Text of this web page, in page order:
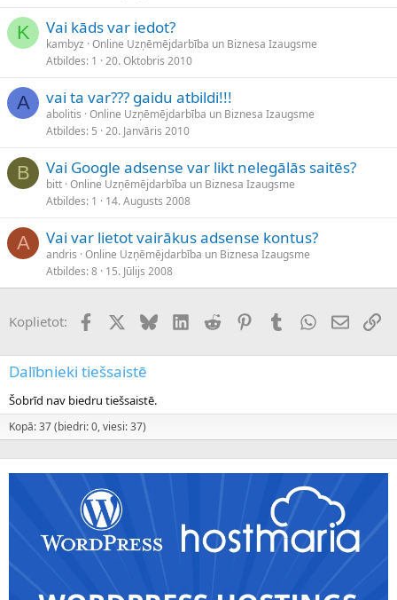
K Vai kāds var iedot?
kambyz Online Uzņēmējdarbība un Biznesa Izaugsme
Atbildes 1 20. Oktobris 2010
A vai ta var??? gaidu atbildi!!!
abolitis Online Uzņēmējdarbība un Biznesa Izaugsme
Atbildes 5 20. Janvāris 2010
B Vai Google adsense var likt nelegālās saitēs?
bitt Online Uzņēmējdarbība un Biznesa Izaugsme
Atbildes 1 14. Augusts 2008
A Vai var lietot vairākus adsense kontus?
andris Online Uzņēmējdarbība un Biznesa Izaugsme
Atbildes 8 15. Jūlijs 2008
Koplietot: FacebookX (Twitter)
BlueskyLinkedInReddit PinterestTumblrWhatsApp
E-pasts
Dalībnieki tiešsaistē
Šobrīd nav biedru tiešsaistē.
Kopā: 37 (biedri: 0, viesi: 37)